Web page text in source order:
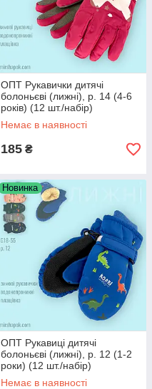
ОПТ Рукавички дитячі
болоньєві (лижні), р. 14 (4-6
років) (12 шт./набір)
Немає в наявності
185 ₴
Новинка
ОПТ Рукавиці дитячі
болоньєві (лижні), р. 12 (1-2
роки) (12 шт./набір)
Немає в наявності